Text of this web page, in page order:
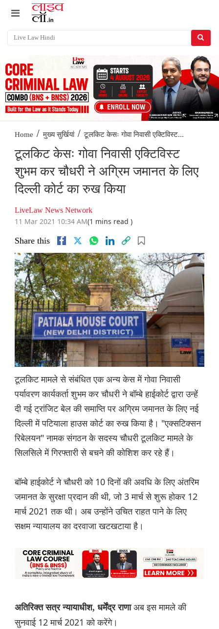
Home / मुख्य सुर्खियां / टूलकिट केसः गोवा निवासी एक्टिविस्ट...
टूलकिट केसः गोवा निवासी एक्टिविस्ट
शुभम कर चौधरी ने अग्रिम जमानत के लिए
दिल्ली कोर्ट का रुख किया
LiveLaw News Network
11 Mar 2021 10:34 AM(1 mins read )
Share this
टूलकिट मामले से संबंधित एक अन्य केस में गोवा निवासी
पर्यावरण कार्यकर्ता शुभम कर चौधरी ने बॉम्बे हाईकोर्ट द्वारा उन्हें
दी गई ट्रांजिट बेल की समाप्ति पर अग्रिम जमानत के लिए नई
दिल्ली में पटियाला हाउस कोर्ट का रुख किया है। "एक्सटिक्सन
रिबेलयन" नामक संगठन के सदस्य चौधरी टूलकिट मामले के
सिलसिले में गिरफ्तारी से बचने की कोशिश कर रहे हैं।
बॉम्बे हाईकोर्ट ने चौधरी को 10 दिनों की अवधि के लिए अंतरिम
जमानत के सुरक्षा प्रदान की थी, जो 3 मार्च से शुरू होकर 12
मार्च 2021 तक थी। अब उन्होंने उचित राहत पाने के लिए
सक्षम न्यायालय का दरवाजा खटखटाया है।
अतिरिक्त सत्र न्यायाधीश, धर्मेंद्र राणा अब इस मामले की
सुनवाई 12 मार्च 2021 को करेंगे।